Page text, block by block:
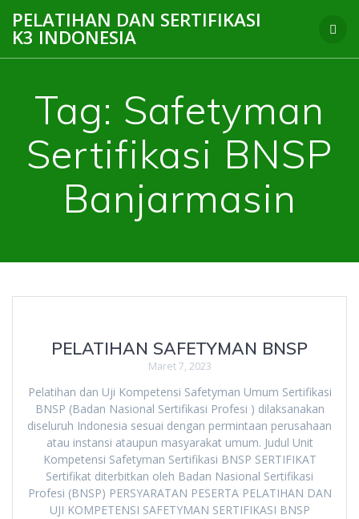
to
PELATIHAN DAN SERTIFIKASI
K3 INDONESIA
Tag: Safetyman
Sertifikasi BNSP
Banjarmasin
PELATIHAN SAFETYMAN BNSP
Maret 7, 2023
Pelatihan dan Uji Kompetensi Safetyman Umum Sertifikasi
BNSP (Badan Nasional Sertifikasi Profesi ) dilaksanakan
diseluruh Indonesia sesuai dengan permintaan perusahaan
atau instansi ataupun masyarakat umum. Judul Unit
Kompetensi Safetyman Sertifikasi BNSP SERTIFIKAT
Sertifikat diterbitkan oleh Badan Nasional Sertifikasi
Profesi (BNSP) PERSYARATAN PESERTA PELATIHAN DAN
UJI KOMPETENSI SAFETYMAN SERTIFIKASI BNSP